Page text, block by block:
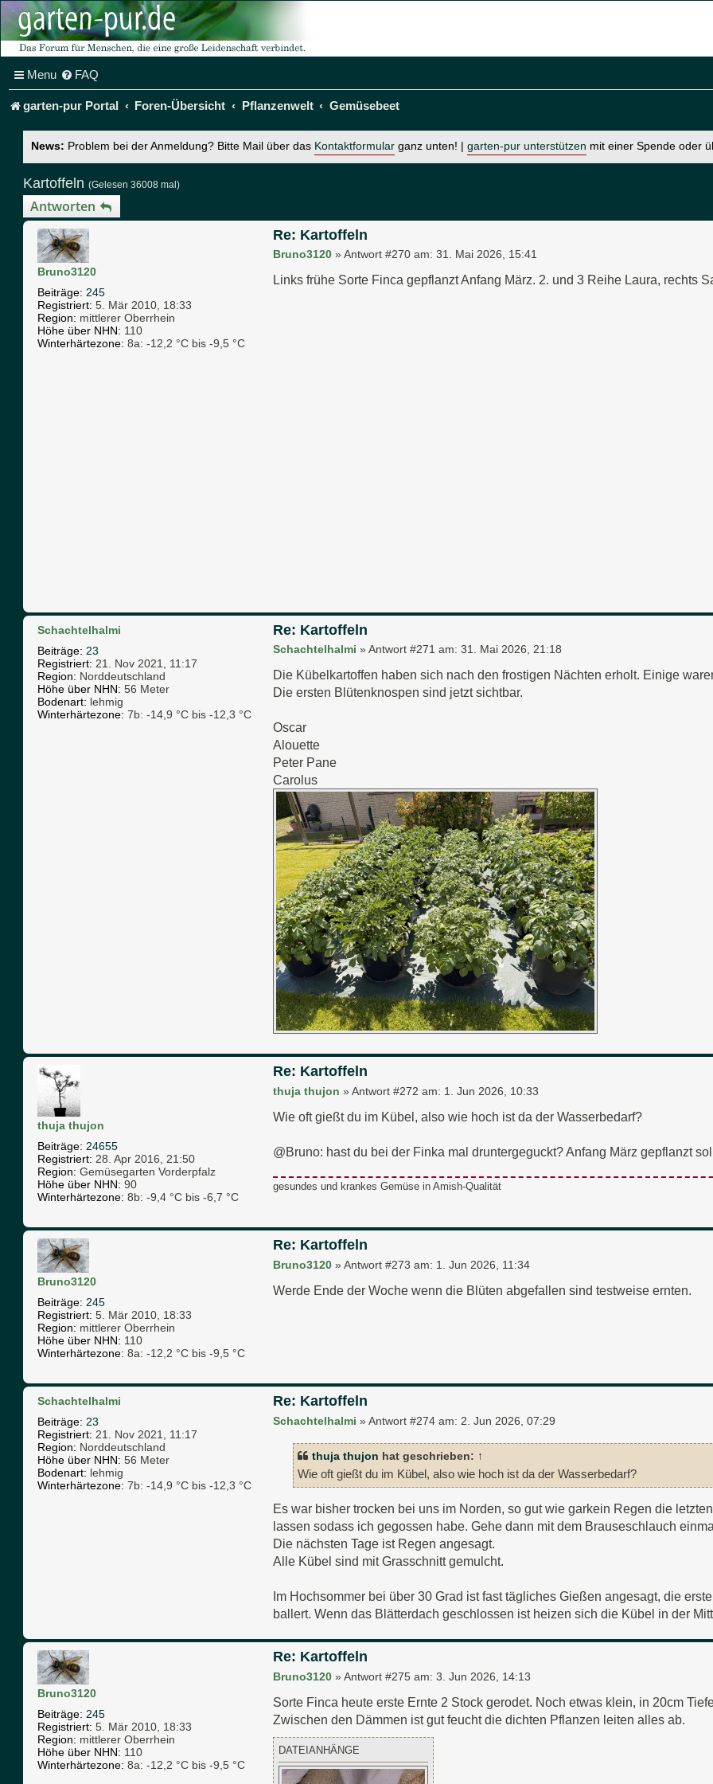
Menu FAQ
garten-pur Portal Foren-Übersicht Pflanzenwelt Gemüsebeet
News: Problem bei der Anmeldung? Bitte Mail über das Kontaktformular ganz unten! | garten-pur unterstützen mit einer Spende oder
Kartoffeln (Gelesen 36008 mal)
Antworten
Bruno3120
Beiträge: 245
Registriert: 5. Mär 2010, 18:33
Region: mittlerer Oberrhein
Höhe über NHN: 110
Winterhärtezone: 8a: -12,2 °C bis -9,5 °C
Re: Kartoffeln
Bruno3120»Antwort #270 am: 31. Mai 2026, 15:41
Links frühe Sorte Finca gepflanzt Anfang März. 2. und 3 Reihe Laura, rechts
Schachtelhalmi
Beiträge: 23
Registriert: 21. Nov 2021, 11:17
Region: Norddeutschland
Höhe über NHN: 56 Meter
Bodenart: lehmig
Winterhärtezone: 7b: -14,9 °C bis -12,3 °C
Re: Kartoffeln
Schachtelhalmi »Antwort #271 am: 31. Mai 2026, 21:18
Die Kübelkartoffen haben sich nach den frostigen Nächten erholt. Einige
Die ersten Blütenknospen sind jetzt sichtbar.
Oscar
Alouette
Peter Pane
Carolus
thuja thujon
Beiträge: 24655
Registriert: 28. Apr 2016, 21:50
Region: Gemüsegarten Vorderpfalz
Höhe über NHN: 90
Winterhärtezone: 8b: -9,4 °C bis -6,7 °C
Re: Kartoffeln
thuja thujon »Antwort #272 am: 1. Jun 2026, 10:33
Wie oft gießt du im Kübel, also wie hoch ist da der Wasserbedarf?
@Bruno: hast du bei der Finka mal druntergeguckt? Anfang März gepflanzt
gesundes und krankes Gemüse in Amish-Qualität
Bruno3120
Beiträge: 245
Registriert: 5. Mär 2010, 18:33
Region: mittlerer Oberrhein
Höhe über NHN: 110
Winterhärtezone: 8a: -12,2 °C bis -9,5 °C
Re: Kartoffeln
Bruno3120»Antwort #273 am: 1. Jun 2026, 11:34
Werde Ende der Woche wenn die Blüten abgefallen sind testweise ernten.
Schachtelhalmi
Beiträge: 23
Registriert: 21. Nov 2021, 11:17
Region: Norddeutschland
Höhe über NHN: 56 Meter
Bodenart: lehmig
Winterhärtezone: 7b: -14,9 °C bis -12,3 °C
Re: Kartoffeln
Schachtelhalmi »Antwort #274 am: 2. Jun 2026, 07:29
thuja thujon hat geschrieben: ↑
Wie oft gießt du im Kübel, also wie hoch ist da der Wasserbedarf?
Es war bisher trocken bei uns im Norden, so gut wie garkein Regen die
lassen sodass ich gegossen habe. Gehe dann mit dem Brauseschlauch
Die nächsten Tage ist Regen angesagt.
Alle Kübel sind mit Grasschnitt gemulcht.
Im Hochsommer bei über 30 Grad ist fast tägliches Gießen angesagt, die
ballert. Wenn das Blätterdach geschlossen ist heizen sich die Kübel in der
Bruno3120
Beiträge: 245
Registriert: 5. Mär 2010, 18:33
Region: mittlerer Oberrhein
Höhe über NHN: 110
Winterhärtezone: 8a: -12,2 °C bis -9,5 °C
Re: Kartoffeln
Bruno3120»Antwort #275 am: 3. Jun 2026, 14:13
Sorte Finca heute erste Ernte 2 Stock gerodet. Noch etwas klein, in 20cm
Zwischen den Dämmen ist gut feucht die dichten Pflanzen leiten alles ab.
DATEIANHÄNGE